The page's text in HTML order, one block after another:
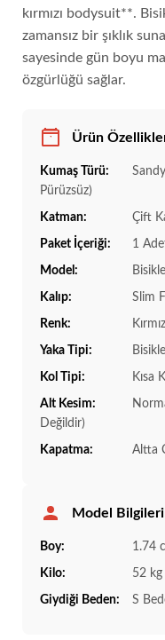
kırmızı bodysuit**.
zamansız bir şıklık
sayesinde gün boyu
özgürlüğü sağlar.
Ürün
Kumaş Türü:
Pürüzsüz)
Katman: Çift
Paket İçeriği: 1
Model:
Kalıp: Slim
Renk:
Yaka Tipi:
Kol Tipi: Kısa
Alt Kesim:
Değildir)
Kapatma: Altta
Model Bilgileri
Boy: 1.74
Kilo: 52 kg
Giydiği Beden: S